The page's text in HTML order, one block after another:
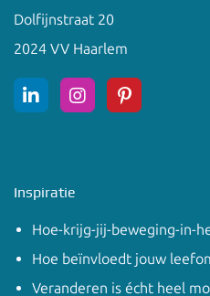
Dolfijnstraat 20
2024 VV Haarlem
Inspiratie
Hoe-krijg-jij-beweging-in-
Hoe beïnvloedt jouw
Veranderen is écht heel